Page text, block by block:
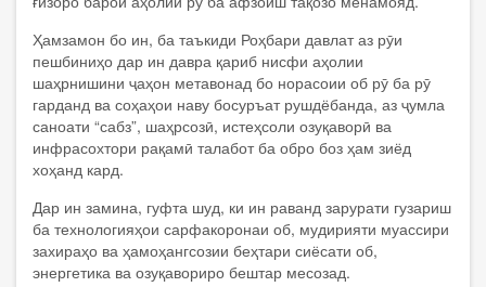
Ҳамзамон бо ин, ба таъкиди Роҳбари давлат аз рӯи
пешбиниҳо дар ин давра қариб нисфи аҳолии
шаҳрнишини ҷаҳон метавонад бо норасоии об рӯ ба рӯ
гарданд ва соҳаҳои наву босуръат рушдёбанда, аз ҷумла
саноати “сабз”, шаҳрсозӣ, истеҳсоли озуқаворӣ ва
инфрасохтори рақамӣ талабот ба обро боз ҳам зиёд
хоҳанд кард.
Дар ин замина, гуфта шуд, ки ин раванд зарурати гузариш
ба технологияҳои сарфакоронаи об, мудирияти муассири
захираҳо ва ҳамоҳангсозии беҳтари сиёсати об,
энергетика ва озуқавориро бештар месозад.